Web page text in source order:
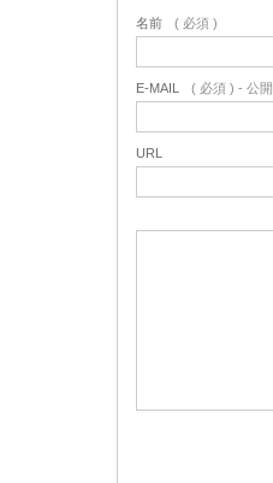
名前 ( 必須 )
E-MAIL ( 必須 ) - 公
URL